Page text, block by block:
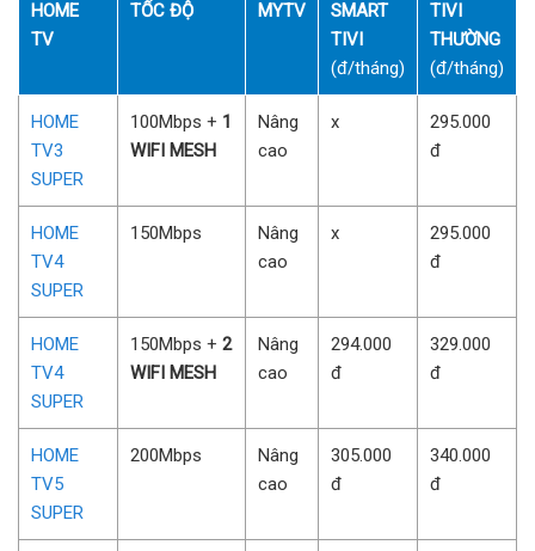
HOME
TV
TỐC ĐỘ MYTV
SMART
TIVI
(đ/tháng)
TIVI
THƯỜNG
(đ/tháng)
HOME
TV3
SUPER
100Mbps + 1
WIFI MESH
Nâng
cao
x
295.000
đ
HOME
TV4
SUPER
150Mbps
Nâng
cao
x
295.000
đ
HOME
TV4
SUPER
150Mbps + 2
WIFI MESH
Nâng
cao
294.000
đ
329.000
đ
HOME
TV5
SUPER
200Mbps
Nâng
cao
305.000
đ
340.000
đ